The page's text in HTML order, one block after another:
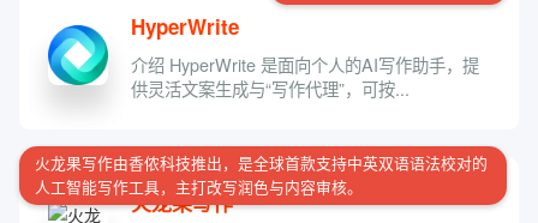
HyperWrite
介绍 HyperWrite 是面向个人的AI写作助手，提
供灵活文案生成与“写作代理”，可按...
火龙果写作由香侬科技推出，是全球首款支持中英双语语法校对的
人工智能写作工具，主打改写润色与内容审核。
火龙果写作